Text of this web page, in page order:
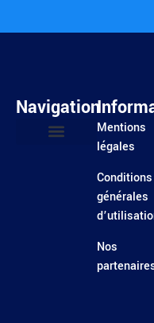
Navigation
Mentions
légales
Conditions
générales
Nos